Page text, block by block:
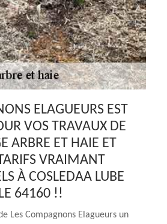
ELAGUEURS EST
VOS TRAVAUX DE
ARBRE ET HAIE ET
VRAIMANT
À COSLEDAA LUBE
64160 !!
Les Compagnons Elagueurs un